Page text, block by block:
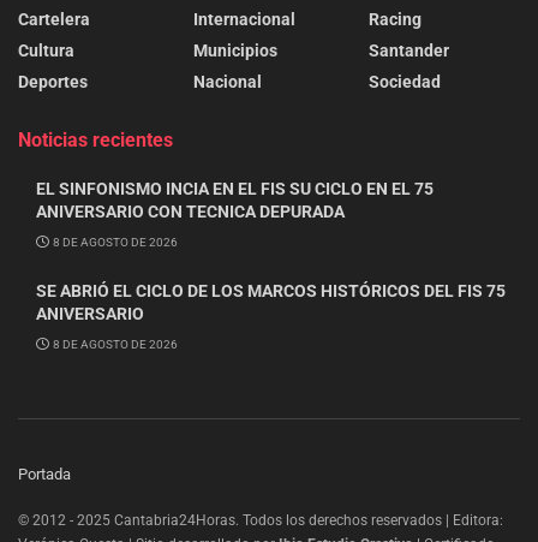
Cartelera
Cultura
Deportes
Internacional
Municipios
Nacional
Racing
Santander
Sociedad
Noticias recientes
EL SINFONISMO INCIA EN EL FIS SU CICLO EN EL 75
ANIVERSARIO CON TECNICA DEPURADA
8 DE AGOSTO DE 2026
SE ABRIÓ EL CICLO DE LOS MARCOS HISTÓRICOS DEL FIS 75
ANIVERSARIO
8 DE AGOSTO DE 2026
Portada
© 2012 - 2025 Cantabria24Horas. Todos los derechos reservados | Editora: